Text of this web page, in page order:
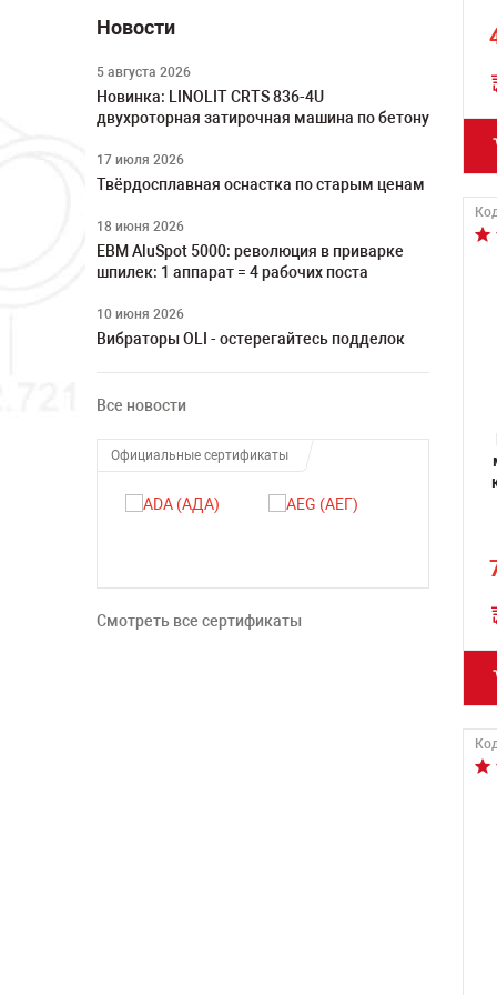
Новости
5 августа 2026
Новинка: LINOLIT CRTS 836-4U
двухроторная затирочная машина по бетону
17 июля 2026
Твёрдосплавная оснастка по старым ценам
18 июня 2026
ЕВМ AluSpot 5000: революция в приварке
шпилек: 1 аппарат = 4 рабочих поста
10 июня 2026
Вибраторы OLI - остерегайтесь подделок
Все новости
Официальные сертификаты
Смотреть все сертификаты